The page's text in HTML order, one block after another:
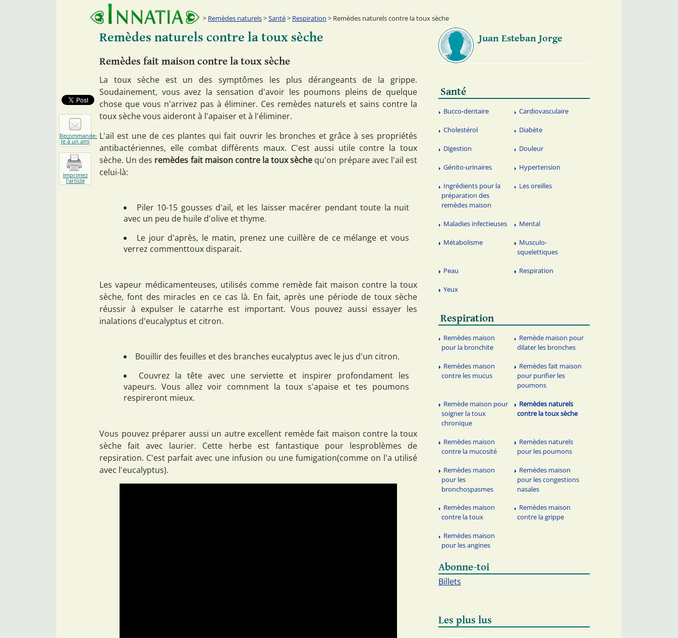
Remèdes naturels>Santé> Respiration > Remèdes naturels contre la toux sèche
Remèdes naturels contre la toux sèche
Remèdes fait maison contre la toux sèche
La toux sèche est un des symptômes les plus dérangeants de la grippe.
Soudainement, vous avez la sensation d'avoir les poumons pleins de quelque
chose que vous n'arrivez pas à éliminer. Ces remèdes naturels et sains contre la
toux sèche vous aideront à l'apaiser et à l'éliminer.
L'ail est une de ces plantes qui fait ouvrir les bronches et grâce à ses propriétés
antibactériennes, elle combat différents maux. C'est aussi utile contre la toux
sèche. Un des remèdes fait maison contre la toux sèche qu'on prépare avec l'ail est
celui-là:
Piler 10-15 gousses d'ail, et les laisser macérer pendant toute la nuit
avec un peu de huile d'olive et thyme.
Le jour d'après, le matin, prenez une cuillère de ce mélange et vous
verrez commenttoux disparait.
Les vapeur médicamenteuses, utilisés comme remède fait maison contre la toux
sèche, font des miracles en ce cas là. En fait, après une période de toux sèche
réussir à expulser le catarrhe est important. Vous pouvez aussi essayer les
inalations d'eucalyptus et citron.
Bouillir des feuilles et des branches eucalyptus avec le jus d'un citron.
Couvrez la tête avec une serviette et inspirer profondament les
vapeurs. Vous allez voir comnment la toux s'apaise et tes poumons
respireront mieux.
Vous pouvez préparer aussi un autre excellent remède fait maison contre la toux
sèche fait avec laurier. Cette herbe est fantastique pour lesproblèmes de
repsiration. C'est parfait avec une infusion ou une fumigation(comme on l'a utilisé
avec l'eucalyptus).
Juan Esteban Jorge
Santé
Bucco-dentaire Cardiovasculaire
Cholestérol Diabète
Digestion Douleur
Génito-urinaires Hypertension
Ingrédients pour la
préparation des
remèdes maison
Les oreilles
Maladies infectieuses Mental
Métabolisme
Musculo-
squelettiques
Peau Respiration
Yeux
Respiration
Remèdes maison
pour la bronchite
Remède maison pour
dilater les bronches
Remèdes maison
contre les mucus
Remèdes fait maison
pour purifier les
poumons
Remède maison pour
soigner la toux
chronique
Remèdes naturels
contre la toux sèche
Remèdes maison
contre la mucosité
Remèdes naturels
pour les poumons
Remèdes maison
pour les
bronchospasmes
Remèdes maison
pour les congestions
nasales
Remèdes maison
contre la toux
Remèdes maison
contre la grippe
Remèdes maison
pour les angines
Abonne-toi
Billets
Les plus lus
Recommande-
le à un ami
Imprimez
l'article